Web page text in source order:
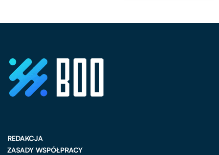
REDAKCJA
ZASADY WSPÓŁPRACY